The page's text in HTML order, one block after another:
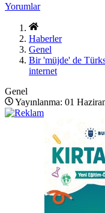
Yorumlar
Haberler
Genel
Bir 'müjde' de
internet
Genel
Yayınlanma: 01